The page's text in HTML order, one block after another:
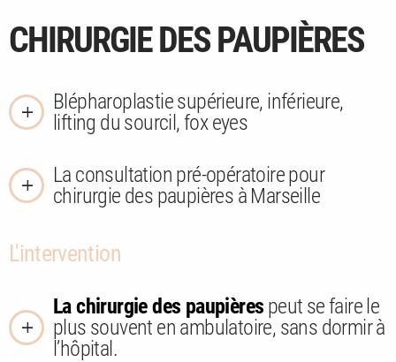
CHIRURGIE DES PAUPIÈRES
Blépharoplastie supérieure, inférieure,
lifting du sourcil, fox eyes
La consultation pré-opératoire pour
chirurgie des paupières à Marseille
L'intervention
La chirurgie des paupières peut se faire le
plus souvent en ambulatoire, sans dormir à
l’hôpital.